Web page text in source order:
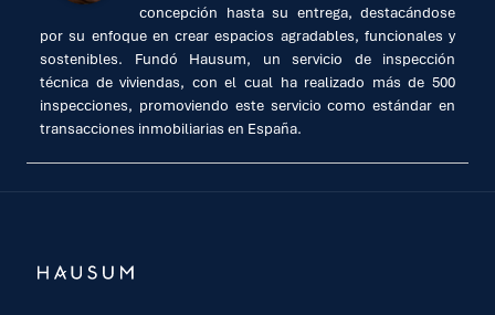
concepción hasta su entrega, destacándose
por su enfoque en crear espacios agradables, funcionales y
sostenibles. Fundó Hausum, un servicio de inspección
técnica de viviendas, con el cual ha realizado más de 500
inspecciones, promoviendo este servicio como estándar en
transacciones inmobiliarias en España.